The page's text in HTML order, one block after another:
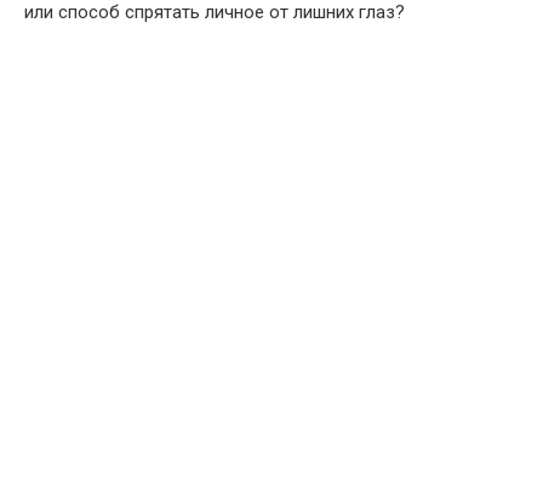
или способ спрятать личное от лишних глаз?